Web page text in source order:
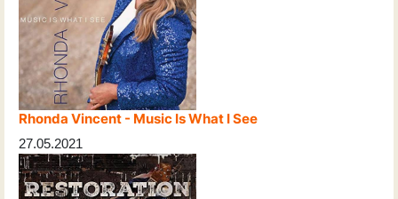
Rhonda Vincent - Music Is What I See
27.05.2021